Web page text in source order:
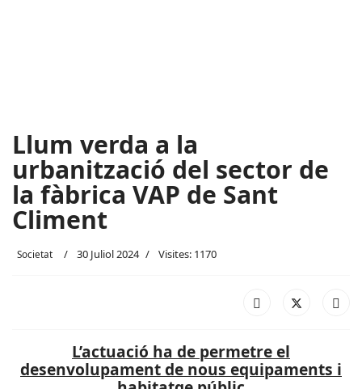
Llum verda a la
urbanització del sector de
la fàbrica VAP de Sant
Climent
Societat 30 Juliol 2024 Visites: 1170
L’actuació ha de permetre el
desenvolupament de nous equipaments i